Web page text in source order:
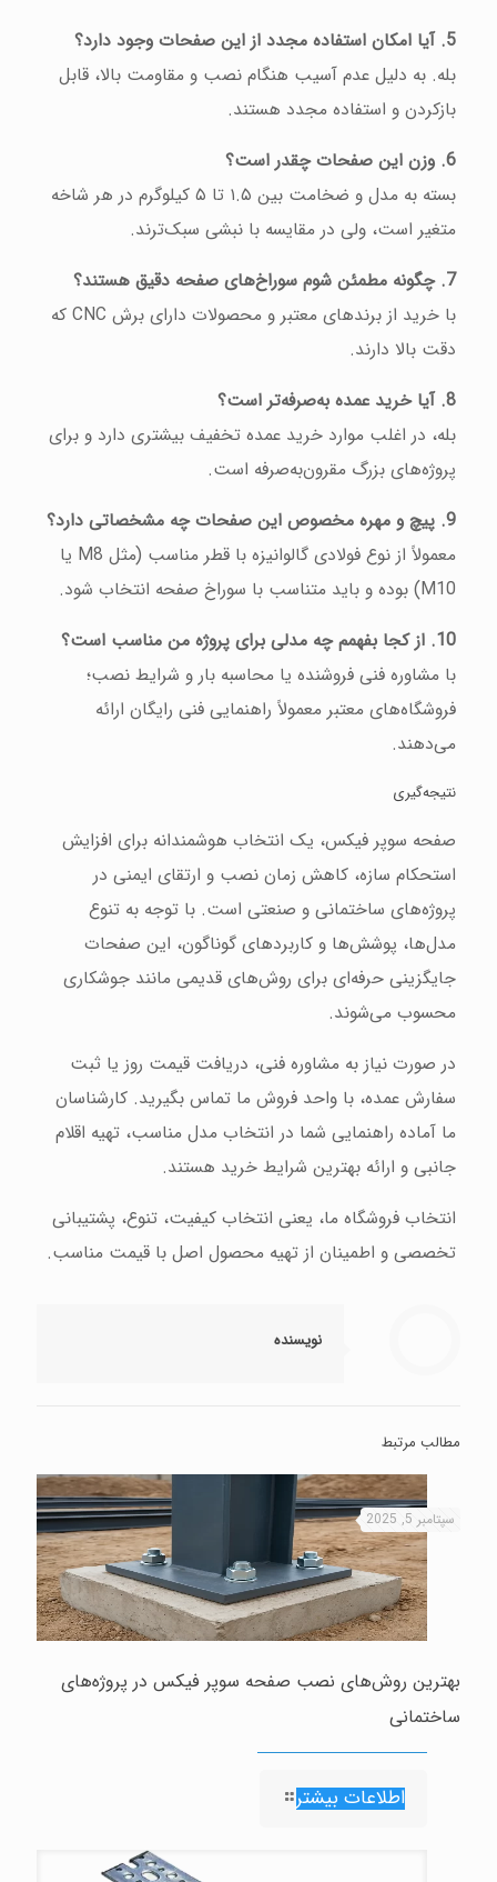
5. آیا امکان استفاده مجدد از این صفحات وجود دارد؟
بله. به دلیل عدم آسیب هنگام نصب و مقاومت بالا، قابل
بازکردن و استفاده مجدد هستند.
6. وزن این صفحات چقدر است؟
بسته به مدل و ضخامت بین ۱.۵ تا ۵ کیلوگرم در هر شاخه
متغیر است، ولی در مقایسه با نبشی سبک‌ترند.
7. چگونه مطمئن شوم سوراخ‌های صفحه دقیق هستند؟
با خرید از برندهای معتبر و محصولات دارای برش CNC که
دقت بالا دارند.
8. آیا خرید عمده به‌صرفه‌تر است؟
بله، در اغلب موارد خرید عمده تخفیف بیشتری دارد و برای
پروژه‌های بزرگ مقرون‌به‌صرفه است.
9. پیچ و مهره مخصوص این صفحات چه مشخصاتی دارد؟
معمولاً از نوع فولادی گالوانیزه با قطر مناسب (مثل M8 یا
M10) بوده و باید متناسب با سوراخ صفحه انتخاب شود.
10. از کجا بفهمم چه مدلی برای پروژه من مناسب است؟
با مشاوره فنی فروشنده یا محاسبه بار و شرایط نصب؛
فروشگاه‌های معتبر معمولاً راهنمایی فنی رایگان ارائه
می‌دهند.
نتیجه‌گیری
صفحه سوپر فیکس، یک انتخاب هوشمندانه برای افزایش
استحکام سازه، کاهش زمان نصب و ارتقای ایمنی در
پروژه‌های ساختمانی و صنعتی است. با توجه به تنوع
مدل‌ها، پوشش‌ها و کاربردهای گوناگون، این صفحات
جایگزینی حرفه‌ای برای روش‌های قدیمی مانند جوشکاری
محسوب می‌شوند.
در صورت نیاز به مشاوره فنی، دریافت قیمت روز یا ثبت
سفارش عمده، با واحد فروش ما تماس بگیرید. کارشناسان
ما آماده راهنمایی شما در انتخاب مدل مناسب، تهیه اقلام
جانبی و ارائه بهترین شرایط خرید هستند.
انتخاب فروشگاه ما، یعنی انتخاب کیفیت، تنوع، پشتیبانی
تخصصی و اطمینان از تهیه محصول اصل با قیمت مناسب.
نویسنده
مطالب مرتبط
سپتامبر 5, 2025
بهترین روش‌های نصب صفحه سوپر فیکس در پروژه‌های
ساختمانی
اطلاعات بیشتر